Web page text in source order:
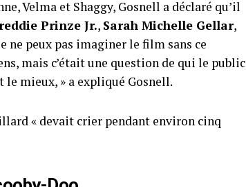
Velma et Shaggy, Gosnell a déclaré qu’il
Prinze Jr., Sarah Michelle Gellar,
ne peux pas imaginer le film sans ce
mais c’était une question de qui le public
mieux, » a expliqué Gosnell.
« devait crier pendant environ cinq